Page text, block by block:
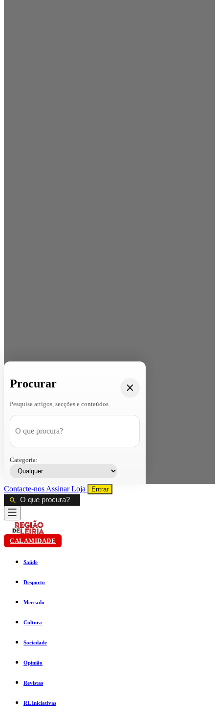
Procurar
Pesquise artigos, secções e conteúdos
Categoria:
Contacte-nos AssinarLoja Entrar
CALAMIDADE
Saúde
Desporto
Mercado
Cultura
Sociedade
Opinião
Revistas
RL Iniciativas